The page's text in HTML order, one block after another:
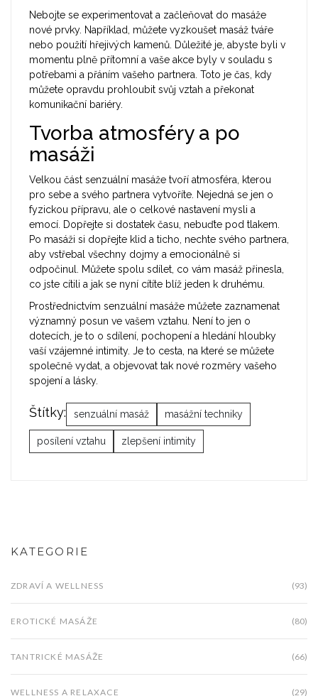
Nebojte se experimentovat a začleňovat do masáže
nové prvky. Například, můžete vyzkoušet masáž tváře
nebo použití hřejivých kamenů. Důležité je, abyste byli v
momentu plně přítomní a vaše akce byly v souladu s
potřebami a přáním vašeho partnera. Toto je čas, kdy
můžete opravdu prohloubit svůj vztah a překonat
komunikační bariéry.
Tvorba atmosféry a po
masáži
Velkou část senzuální masáže tvoří atmosféra, kterou
pro sebe a svého partnera vytvoříte. Nejedná se jen o
fyzickou přípravu, ale o celkové nastavení mysli a
emocí. Dopřejte si dostatek času, nebuďte pod tlakem.
Po masáži si dopřejte klid a ticho, nechte svého partnera,
aby vstřebal všechny dojmy a emocionálně si
odpočinul. Můžete spolu sdílet, co vám masáž přinesla,
co jste cítili a jak se nyní cítíte blíž jeden k druhému.
Prostřednictvím senzuální masáže můžete zaznamenat
významný posun ve vašem vztahu. Není to jen o
dotecích, je to o sdílení, pochopení a hledání hloubky
vaší vzájemné intimity. Je to cesta, na které se můžete
společně vydat, a objevovat tak nové rozměry vašeho
spojení a lásky.
Štítky: senzuální masáž masážní techniky
posílení vztahu zlepšení intimity
KATEGORIE
ZDRAVÍ A WELLNESS (93)
EROTICKÉ MASÁŽE (80)
TANTRICKÉ MASÁŽE (66)
WELLNESS A RELAXACE (29)